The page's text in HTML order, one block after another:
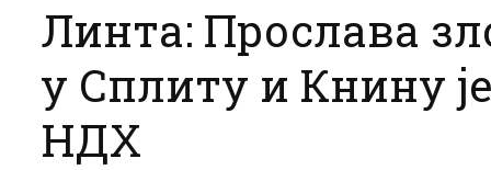
Линта: Прослава
у Сплиту и Книну
НДХ